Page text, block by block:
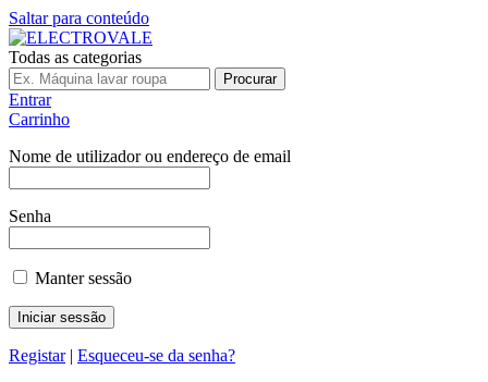
Saltar para conteúdo
Todas as categorias
Procurar
Entrar
Carrinho
Nome de utilizador ou endereço de email
Senha
Manter sessão
Registar| Esqueceu-se da senha?